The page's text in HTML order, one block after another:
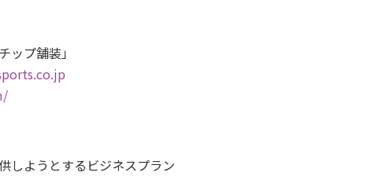
プ舗装」
しようとするビジネスプラン